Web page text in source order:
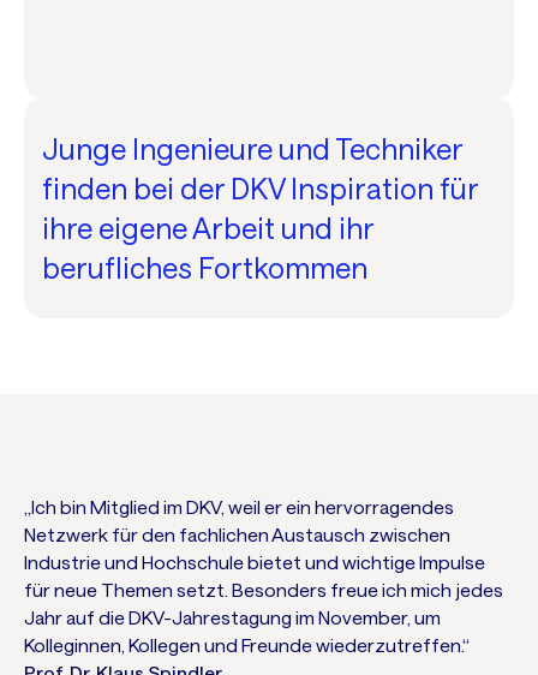
Junge Ingenieure und Techniker
finden bei der DKV Inspiration für
ihre eigene Arbeit und ihr
berufliches Fortkommen
„Ich bin Mitglied im DKV, weil er ein hervorragendes
Netzwerk für den fachlichen Austausch zwischen
Industrie und Hochschule bietet und wichtige Impulse
für neue Themen setzt. Besonders freue ich mich jedes
Jahr auf die DKV-Jahrestagung im November, um
Kolleginnen, Kollegen und Freunde wiederzutreffen.“